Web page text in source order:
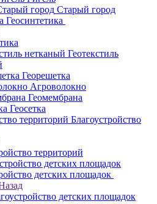
Старый город
Геосинтетика
Геотекстиль
Георешетка
Агроволокно
Геомембрана
Геосетка
Благоустройство
территорий
детских площадок
детских площадок